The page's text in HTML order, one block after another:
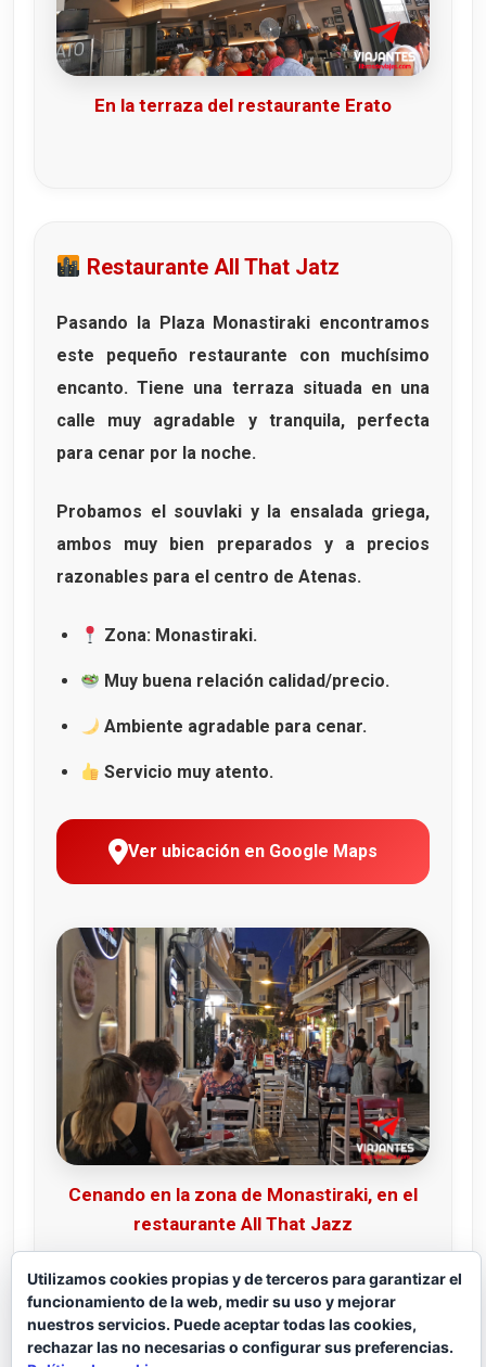
En la terraza del restaurante Erato
Restaurante All That Jatz
Pasando la Plaza Monastiraki encontramos
este pequeño restaurante con muchísimo
encanto. Tiene una terraza situada en una
calle muy agradable y tranquila, perfecta
para cenar por la noche.
Probamos el souvlaki y la ensalada griega,
ambos muy bien preparados y a precios
razonables para el centro de Atenas.
Zona: Monastiraki.
Muy buena relación calidad/precio.
Ambiente agradable para cenar.
Servicio muy atento.
Ver ubicación en Google Maps
Cenando en la zona de Monastiraki, en el
restaurante All That Jazz
Utilizamos cookies propias y de terceros para garantizar el
funcionamiento de la web, medir su uso y mejorar
nuestros servicios. Puede aceptar todas las cookies,
rechazar las no necesarias o configurar sus preferencias.